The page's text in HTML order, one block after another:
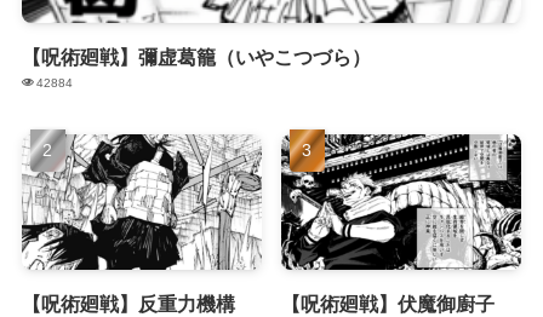
【呪術廻戦】彌虚葛籠（いやこつづら）
42884
【呪術廻戦】反重力機構
【呪術廻戦】伏魔御廚子